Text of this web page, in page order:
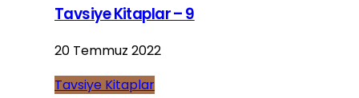
Tavsiye Kitaplar – 9
20 Temmuz 2022
Tavsiye Kitaplar